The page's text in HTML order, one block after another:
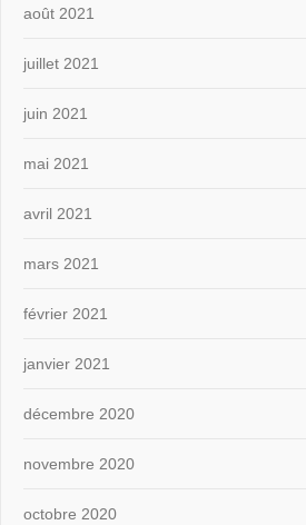
août 2021
juillet 2021
juin 2021
mai 2021
avril 2021
mars 2021
février 2021
janvier 2021
décembre 2020
novembre 2020
octobre 2020